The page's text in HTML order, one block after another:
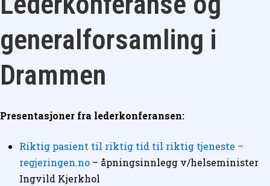
generalforsamling i
Drammen
Presentasjoner fra lederkonferansen:
Riktig pasient til riktig tid til riktig tjeneste –
regjeringen.no – åpningsinnlegg v/helseminister
Ingvild Kjerkhol